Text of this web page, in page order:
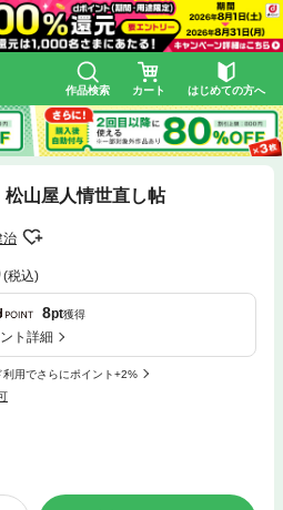
作品検索 カート はじめての方へ
山屋人情世直し帖
治
(税込)
8pt獲得
ト詳細
利用でさらにポイント+2%